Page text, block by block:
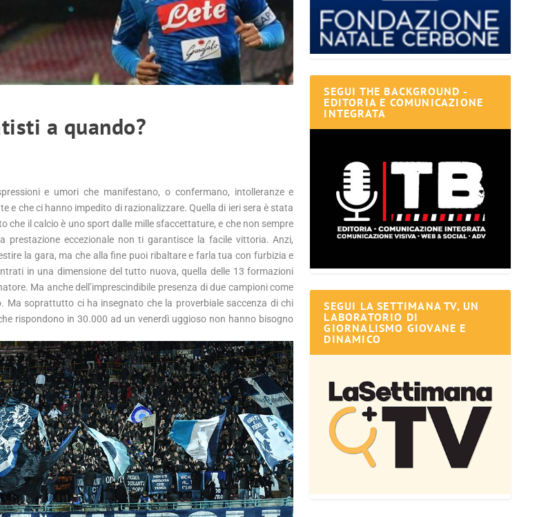
a quando?
e umori che manifestano, o confermano, intolleranze e
che ci hanno impedito di razionalizzare. Quella di ieri sera è stata
il calcio è uno sport dalle mille sfaccettature, e che non sempre
eccezionale non ti garantisce la facile vittoria. Anzi,
la gara, ma che alla fine puoi ribaltare e farla tua con furbizia e
in una dimensione del tutto nuova, quella delle 13 formazioni
Ma anche dell’imprescindibile presenza di due campioni come
Ma soprattutto ci ha insegnato che la proverbiale saccenza di chi
rispondono in 30.000 ad un venerdì uggioso non hanno bisogno
SEGUI THE BACKGROUND -
EDITORIA E COMUNICAZIONE
INTEGRATA
SEGUI LA SETTIMANA TV, UN
LABORATORIO DI
GIORNALISMO GIOVANE E
DINAMICO